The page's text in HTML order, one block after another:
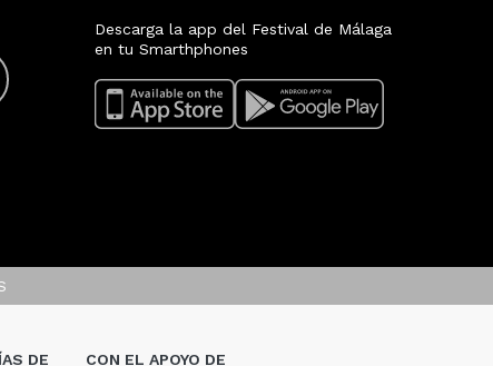
Descarga la app del Festival de Málaga
en tu Smarthphones
DE CON EL APOYO DE